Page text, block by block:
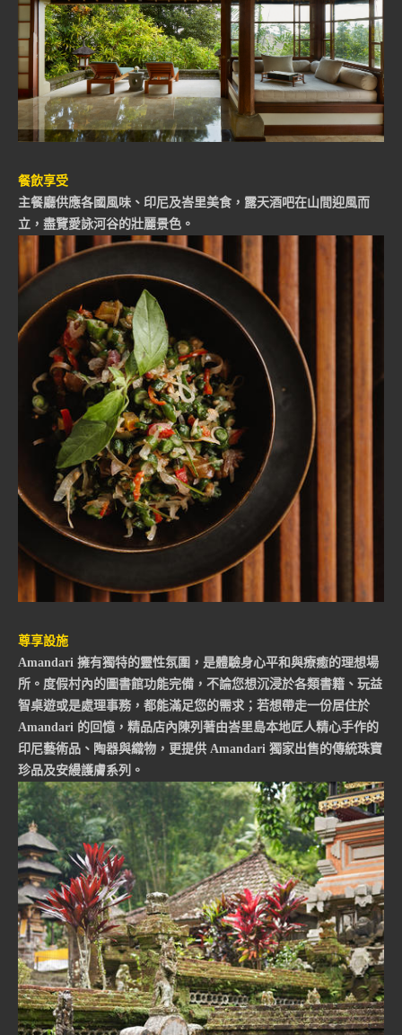
餐飲享受
主餐廳供應各國風味、印尼及峇里美食，露天酒吧在山間迎風而
立，盡覽愛詠河谷的壯麗景色。
尊享設施
Amandari 擁有獨特的靈性氛圍，是體驗身心平和與療癒的理想場
所。度假村內的圖書館功能完備，不論您想沉浸於各類書籍、玩益
智桌遊或是處理事務，都能滿足您的需求；若想帶走一份居住於
Amandari 的回憶，精品店內陳列著由峇里島本地匠人精心手作的
印尼藝術品、陶器與織物，更提供 Amandari 獨家出售的傳統珠寶
珍品及安縵護膚系列。